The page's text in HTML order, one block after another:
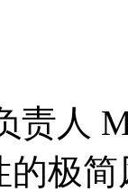
人
极